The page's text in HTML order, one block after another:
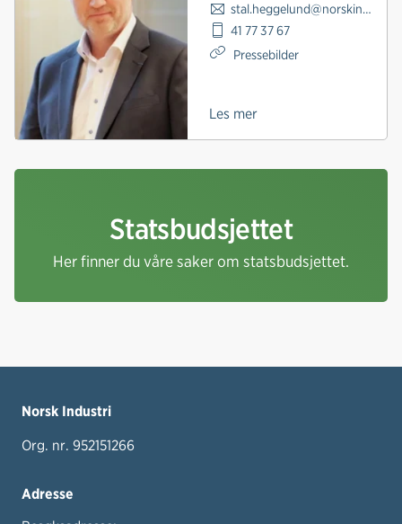
stal.heggelund@norskindustri.no
41 77 37 67
Pressebilder
Les mer
Statsbudsjettet
Her finner du våre saker om statsbudsjettet.
Norsk Industri
Org. nr. 952151266
Adresse